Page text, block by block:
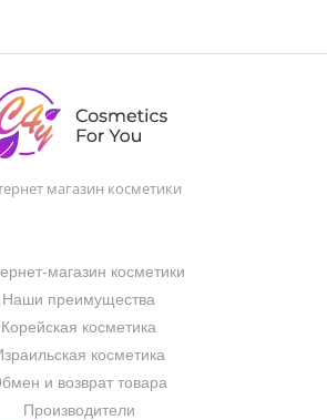
магазин косметики
магазин косметики
Наши преимущества
Корейская косметика
косметика
и возврат товара
Производители